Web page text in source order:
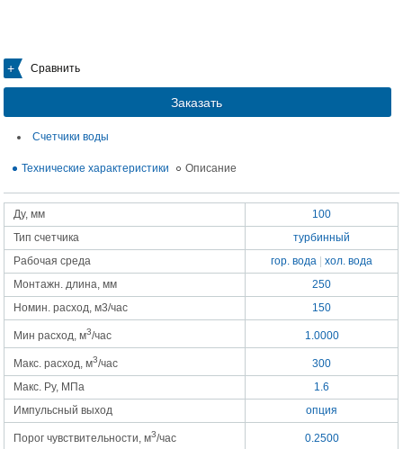
Сравнить
Заказать
Счетчики воды
Технические характеристики Описание
Ду, мм
100
Тип счетчика
турбинный
Рабочая среда
гор. вода |хол. вода
Монтажн. длина, мм
250
Номин. расход, м3/час
150
Мин расход, м3/час 1.0000
Макс. расход, м3/час
300
Макс. Py, МПа
1.6
Импульсный выход
опция
Порог чувствительности, м3/час 0.2500